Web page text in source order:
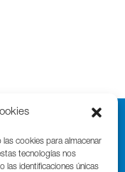
cookies para almacenar
tecnologías nos
las identificaciones únicas